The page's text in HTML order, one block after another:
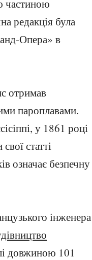
частиною
редакція була
Опера» в
отримав
пароплавами.
у 1861 році
статті
означає безпечну
інженера
довжиною 101